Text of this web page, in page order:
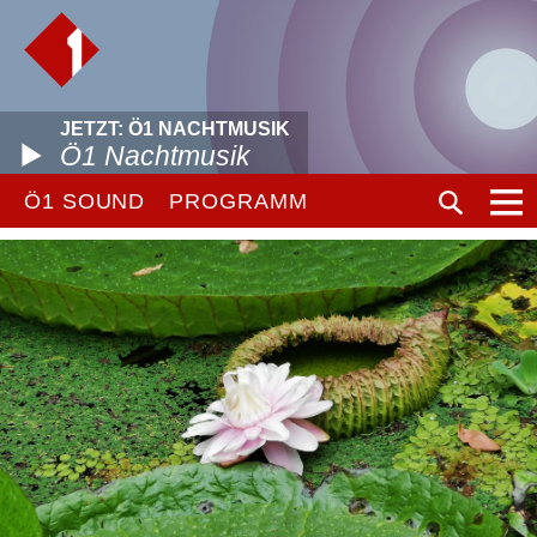
JETZT: Ö1 NACHTMUSIK
Ö1 Nachtmusik
Ö1 SOUND PROGRAMM